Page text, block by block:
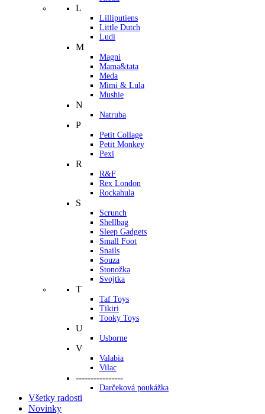
L
Lilliputiens
Little Dutch
Ludi
M
Magni
Mama&tata
Meda
Mimi & Lula
Mushie
N
Natruba
P
Petit Collage
Petit Monkey
Pexi
R
R&F
Rex London
Rockahula
S
Scrunch
Shellbag
Sleep Gadgets
Small Foot
Snails
Souza
Stonožka
Svojtka
T
Taf Toys
Tikiri
Tooky Toys
U
Usborne
V
Valabia
Vilac
----------------
Darčeková poukážka
Všetky radosti
Novinky